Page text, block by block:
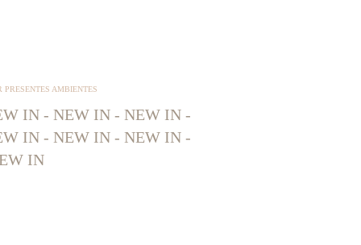
PRESENTES AMBIENTES
IN - NEW IN - NEW IN -
IN - NEW IN - NEW IN -
IN